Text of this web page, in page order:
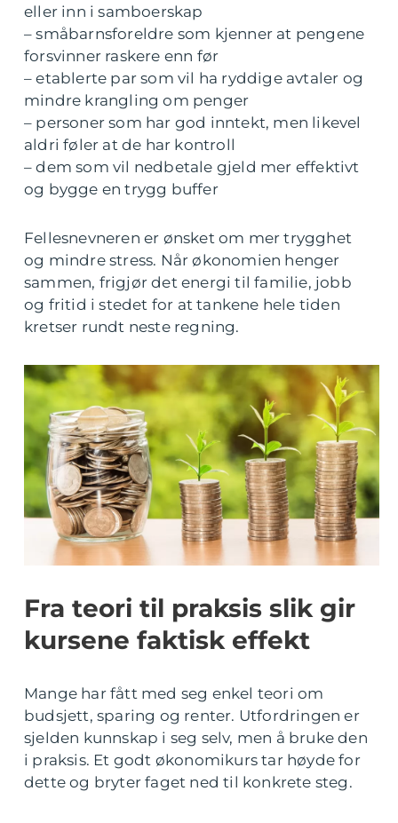
eller inn i samboerskap
– småbarnsforeldre som kjenner at pengene
forsvinner raskere enn før
– etablerte par som vil ha ryddige avtaler og
mindre krangling om penger
– personer som har god inntekt, men likevel
aldri føler at de har kontroll
– dem som vil nedbetale gjeld mer effektivt
og bygge en trygg buffer
Fellesnevneren er ønsket om mer trygghet
og mindre stress. Når økonomien henger
sammen, frigjør det energi til familie, jobb
og fritid i stedet for at tankene hele tiden
kretser rundt neste regning.
Fra teori til praksis slik gir
kursene faktisk effekt
Mange har fått med seg enkel teori om
budsjett, sparing og renter. Utfordringen er
sjelden kunnskap i seg selv, men å bruke den
i praksis. Et godt økonomikurs tar høyde for
dette og bryter faget ned til konkrete steg.